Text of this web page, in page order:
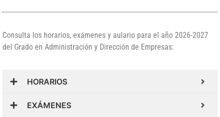
Consulta los horarios, exámenes y aulario para el año 2026-2027
del Grado en Administración y Dirección de Empresas:
HORARIOS
EXÁMENES